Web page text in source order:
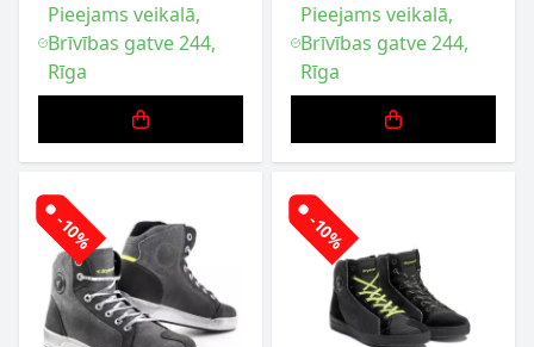
Pieejams veikalā,
Brīvības gatve 244,
Rīga
Pieejams veikalā,
Brīvības gatve 244,
Rīga
-10% -10%